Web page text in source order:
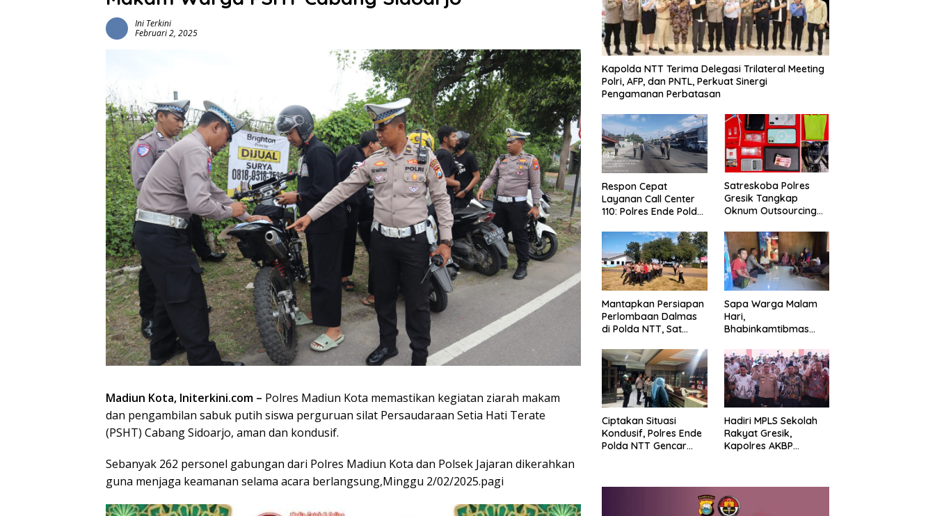
Ini Terkini
Februari 2, 2025
Madiun Kota, Initerkini.com – Polres Madiun Kota memastikan kegiatan ziarah makam
dan pengambilan sabuk putih siswa perguruan silat Persaudaraan Setia Hati Terate
(PSHT) Cabang Sidoarjo, aman dan kondusif.
Sebanyak 262 personel gabungan dari Polres Madiun Kota dan Polsek Jajaran dikerahkan
guna menjaga keamanan selama acara berlangsung,Minggu 2/02/2025.pagi
Kapolda NTT Terima Delegasi Trilateral Meeting
Polri, AFP, dan PNTL, Perkuat Sinergi
Pengamanan Perbatasan
Respon Cepat
Layanan Call Center
110: Polres Ende Polda
Amankan Tumpahan
Solar Di Simpang Lima
Satreskoba Polres
Gresik Tangkap
Oknum Outsourcing
Edarkan Sabu
Jaringan Bangkalan
Mantapkan Persiapan
Perlombaan Dalmas
di Polda NTT, Sat
Gelar Latihan
Peningkatan
Kemampuan
Sapa Warga Malam
Hari,
Bhabinkamtibmas
Bahaya Cuaca
Ekstrem dan Jaga
Kamtibmas
Ciptakan Situasi
Kondusif, Polres Ende
Polda NTT Gencar
Hadiri MPLS Sekolah
Rakyat Gresik,
Kapolres AKBP
Pendidikan
Berkualitas